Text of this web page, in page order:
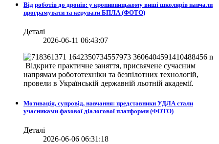
Від роботів до дронів: у кропивницькому виші школярів навчали
програмувати та керувати БПЛА (ФОТО)
Деталі
2026-06-11 06:43:07
Відкрите практичне заняття, присвячене сучасним
напрямам робототехніки та безпілотних технологій,
провели в Українській державній льотній академії.
Мотивація, супровід, навчання: представники УДЛА стали
учасниками фахової діалогової платформи (ФОТО)
Деталі
2026-06-06 06:31:18